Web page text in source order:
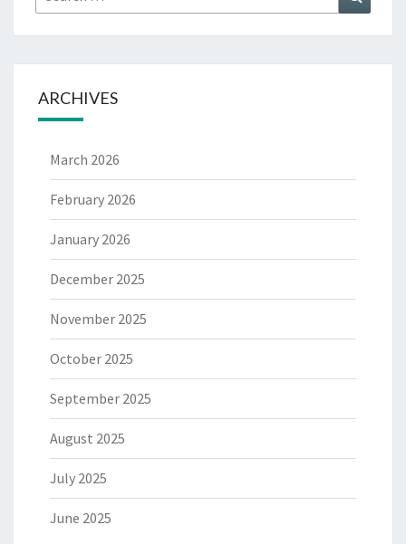
for:
ARCHIVES
March 2026
February 2026
January 2026
December 2025
November 2025
October 2025
September 2025
August 2025
July 2025
June 2025